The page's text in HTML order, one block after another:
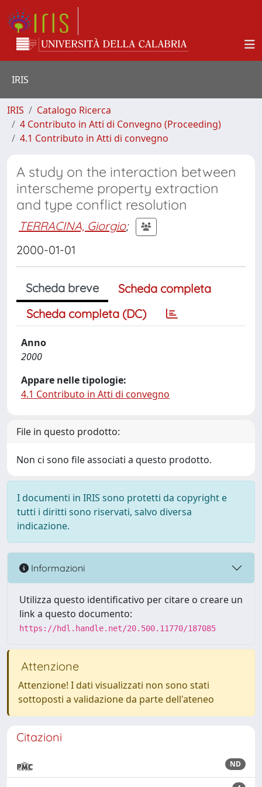
IRIS
IRIS
Catalogo Ricerca
4 Contributo in Atti di Convegno (Proceeding)
4.1 Contributo in Atti di convegno
A study on the interaction between
interscheme property extraction
and type conflict resolution
TERRACINA, Giorgio;
2000-01-01
Scheda breve
Scheda completa
Scheda completa (DC)
Anno
2000
Appare nelle tipologie:
4.1 Contributo in Atti di convegno
File in questo prodotto:
Non ci sono file associati a questo prodotto.
I documenti in IRIS sono protetti da copyright e
tutti i diritti sono riservati, salvo diversa
indicazione.
Informazioni
Utilizza questo identificativo per citare o creare un
link a questo documento:
https://hdl.handle.net/20.500.11770/187085
Attenzione
Attenzione! I dati visualizzati non sono stati
sottoposti a validazione da parte dell'ateneo
Citazioni
ND